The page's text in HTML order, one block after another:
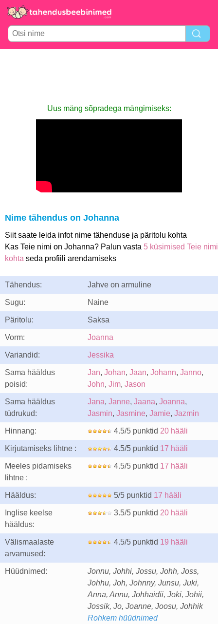
Uus mäng sõpradega mängimiseks:
Nime tähendus on Johanna
Siit saate leida infot nime tähenduse ja päritolu kohta
Kas Teie nimi on Johanna? Palun vasta 5 küsimised Teie nimi
kohta seda profiili arendamiseks
Tähendus: Jahve on armuline
Sugu: Naine
Päritolu: Saksa
Vorm: Joanna
Variandid: Jessika
Sama hääldus
poisid:
Jan, Johan, Jaan, Johann, Janno,
John, Jim, Jason
Sama hääldus
tüdrukud:
Jana, Janne, Jaana, Joanna,
Jasmin, Jasmine, Jamie, Jazmin
Hinnang: 4.5/5 punktid 20 hääli
Kirjutamiseks lihtne : 4.5/5 punktid 17 hääli
Meeles pidamiseks
lihtne :
4.5/5 punktid 17 hääli
Hääldus: 5/5 punktid 17 hääli
Inglise keelse
hääldus:
3.5/5 punktid 20 hääli
Välismaalaste
arvamused:
4.5/5 punktid 19 hääli
Hüüdnimed:
Jonnu, Johhi, Jossu, Johh, Joss,
Johhu, Joh, Johnny, Junsu, Juki,
Anna, Annu, Johhaidii, Joki, Johii,
Jossik, Jo, Joanne, Joosu, Johhik
Rohkem hüüdnimed